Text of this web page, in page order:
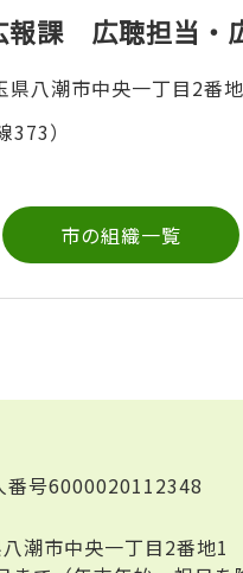
課 広聴担当・
八潮市中央一丁目2番
）
市の組織一覧
番号6000020112348
潮市中央一丁目2番地1